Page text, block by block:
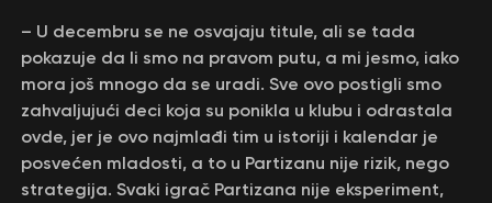
– U decembru se ne osvajaju titule, ali se tada
pokazuje da li smo na pravom putu, a mi jesmo, iako
mora još mnogo da se uradi. Sve ovo postigli smo
zahvaljujući deci koja su ponikla u klubu i odrastala
ovde, jer je ovo najmlađi tim u istoriji i kalendar je
posvećen mladosti, a to u Partizanu nije rizik, nego
strategija. Svaki igrač Partizana nije eksperiment,